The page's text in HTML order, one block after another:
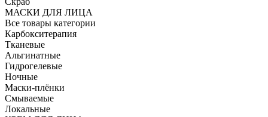
МАСКИ ДЛЯ ЛИЦА
Все товары категории
Карбокситерапия
Тканевые
Альгинатные
Гидрогелевые
Ночные
Маски-плёнки
Смываемые
Локальные